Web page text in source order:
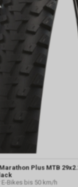
Plus MTB
Bikes bis 50 km/h